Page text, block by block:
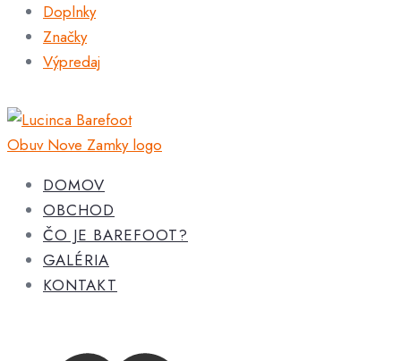
Doplnky
Značky
Výpredaj
DOMOV
OBCHOD
ČO JE BAREFOOT?
GALÉRIA
KONTAKT